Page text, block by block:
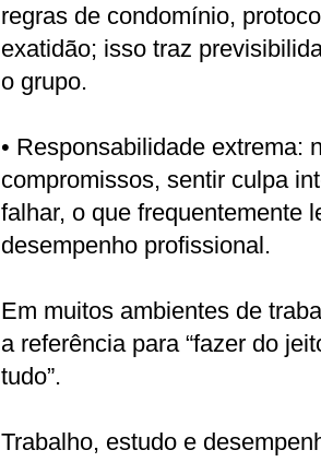
regras de condomínio,
exatidão; isso traz
o grupo.
• Responsabilidade extrema:
compromissos, sentir culpa
falhar, o que frequentemente
desempenho profissional.
Em muitos ambientes de
a referência para “fazer do
tudo”.
Trabalho, estudo e